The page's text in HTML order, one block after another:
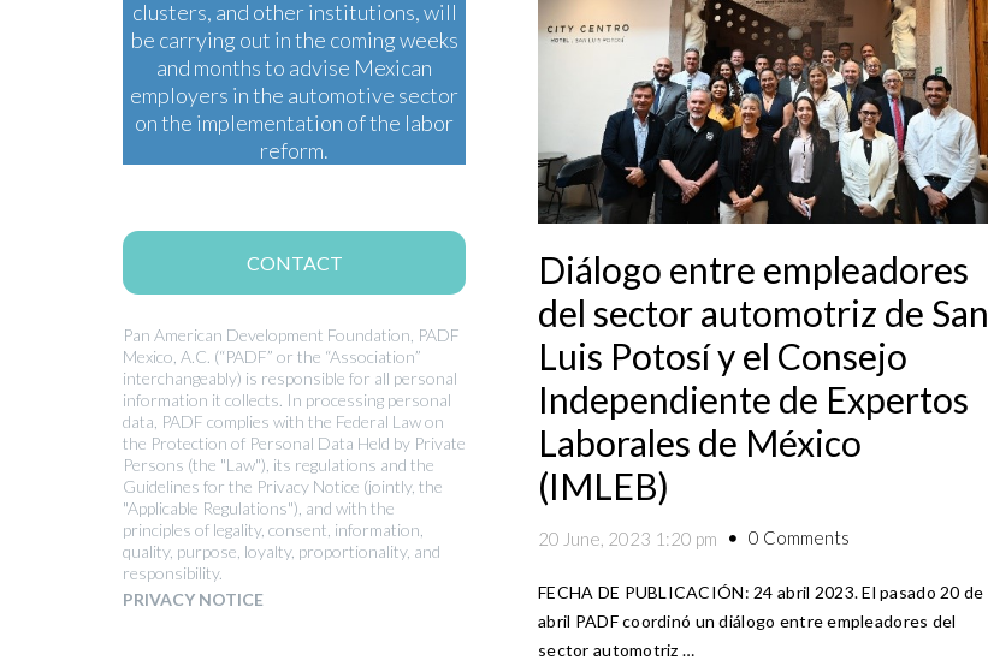
Diálogo entre empleadores
del sector automotriz de San
Luis Potosí y el Consejo
Independiente de Expertos
Laborales de México
(IMLEB)
20 June, 2023 1:20 pm 0 Comments
FECHA DE PUBLICACIÓN: 24 abril 2023. El pasado 20 de
abril PADF coordinó un diálogo entre empleadores del
sector automotriz …
clusters, and other institutions, will
be carrying out in the coming weeks
and months to advise Mexican
employers in the automotive sector
on the implementation of the labor
reform.
CONTACT
Pan American Development Foundation, PADF
Mexico, A.C. (“PADF” or the “Association”
interchangeably) is responsible for all personal
information it collects. In processing personal
data, PADF complies with the Federal Law on
the Protection of Personal Data Held by Private
Persons (the "Law"), its regulations and the
Guidelines for the Privacy Notice (jointly, the
"Applicable Regulations"), and with the
principles of legality, consent, information,
quality, purpose, loyalty, proportionality, and
responsibility.
PRIVACY NOTICE